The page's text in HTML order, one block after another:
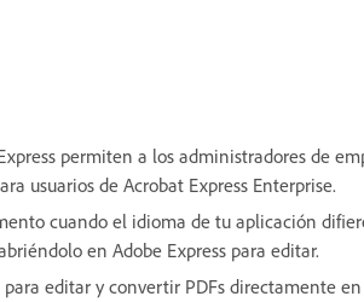
permiten a los administradores de
usuarios de Acrobat Express Enterprise.
cuando el idioma de tu aplicación
en Adobe Express para editar.
editar y convertir PDFs directamente